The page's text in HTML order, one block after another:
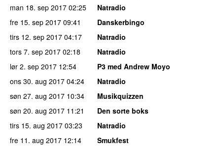
man 18. sep 2017 02:25
Natradio
fre 15. sep 2017 09:41
Danskerbingo
tirs 12. sep 2017 04:17
Natradio
tors 7. sep 2017 02:18
Natradio
lør 2. sep 2017 12:54
P3 med Andrew Moyo
ons 30. aug 2017 04:24
Natradio
søn 27. aug 2017 10:34
Musikquizzen
søn 20. aug 2017 11:21
Den sorte boks
tirs 15. aug 2017 03:23
Natradio
fre 11. aug 2017 12:14
Smukfest